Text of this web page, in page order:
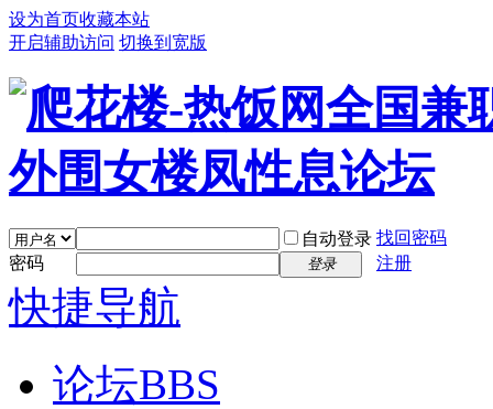
设为首页收藏本站
开启辅助访问 切换到宽版
自动登录 找回密码
密码
登录 注册
快捷导航
论坛BBS